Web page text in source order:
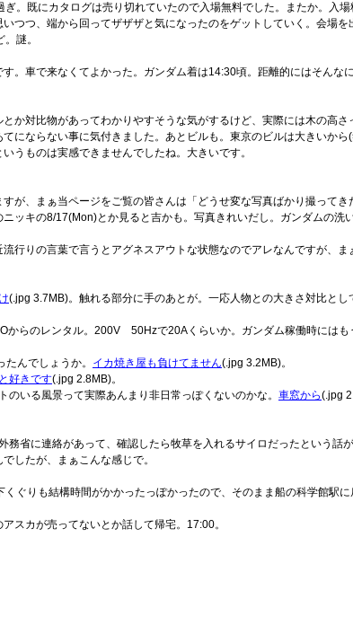
。既にカタログは売り切れていたので入場無料でした。またか。入
つつ、端から回ってザザザと気になったのをゲットしていく。会場を
謎。
。車で来なくてよかった。ガンダム着は14:30頃。距離的にはそんな
か対比物があってわかりやすそうな気がするけど、実際には木の高さ
にならない事に気付きました。あとビルも。東京のビルは大きいから
うものは実感できませんでしたね。大きいです。
が、まぁ当ページをご覧の皆さんは「どうせ変な写真ばかり撮って
ニッキの8/17(Mon)とか見ると吉かも。写真きれいだし。ガンダムの洗
行りの言葉で言うとアグネスアウトな状態なのでアレなんですが、
(.jpg 3.7MB)。触れる部分に手のあとが。一応人物との大きさ対比とし
からのレンタル。200V 50Hzで20Aくらいか。ガンダム稼働時には
んでしょうか。 イカ焼き屋も負けてません(.jpg 3.2MB)。
好きです(.jpg 2.8MB)。
のいる風景って実際あんまり非日常っぽくないのかな。 車窓から(.jpg
省に連絡があって、確認したら牧草を入れるサイロだったという話
したが、まぁこんな感じで。
ぐりも結構時間がかかったっぽかったので、そのまま船の科学館駅に
スカが売ってないとか話して帰宅。17:00。